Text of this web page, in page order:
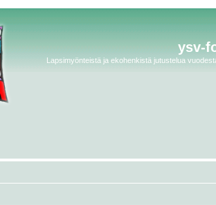
ysv-
Lapsimyönteistä ja ekohenkistä jutustelua